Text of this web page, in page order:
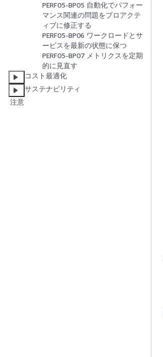
PERF05-BP05 自動化でパフォー
マンス関連の問題をプロアクテ
ィブに修正する
PERF05-BP06 ワークロードとサ
ービスを最新の状態に保つ
PERF05-BP07 メトリクスを定期
的に見直す
コスト最適化
サステナビリティ
注意